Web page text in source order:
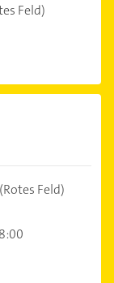
Feld)
(Rotes Feld)